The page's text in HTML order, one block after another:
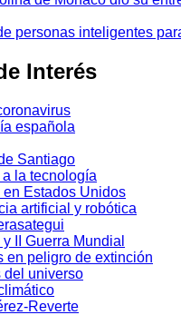
personas inteligentes
Interés
española
Santiago
la tecnología
en Estados Unidos
artificial y robótica
II Guerra Mundial
en peligro de extinción
del universo
Reverte